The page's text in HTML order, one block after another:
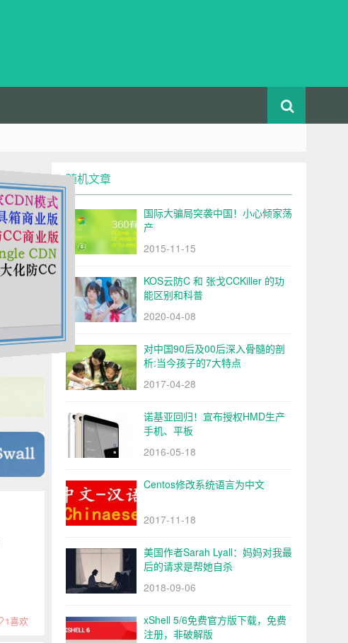
1喜欢
随机文章
国际大骗局突袭中国！小心倾家荡
产
2015-11-15
KOS云防C 和 张戈CCKiller 的功
能区别和科普
2020-04-08
对中国90后及00后深入骨髓的剖
析:当今孩子的7大特点
2017-04-28
诺基亚回归！宣布授权HMD生产
手机、平板
2016-05-18
Centos修改系统语言为中文
2017-11-18
美国作者Sarah Lyall：妈妈对我最
后的请求是帮她自杀
2018-09-06
xShell 5/6免费官方版下载，免费
注册，非破解版